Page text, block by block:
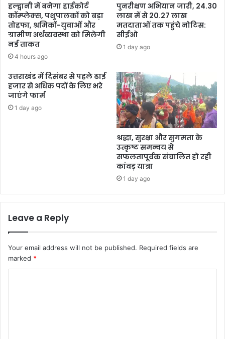
हल्द्वानी में बनेगा हाईकोर्ट
कॉम्प्लेक्स, पशुपालकों को बड़ा
तोहफा, श्रमिकों-युवाओं और
ग्रामीण अर्थव्यवस्था को मिलेगी
नई ताकत
4 hours ago
पुनरीक्षण अभियान जारी, 24.30
लाख में से 20.27 लाख
मतदाताओं तक पहुंचे नोटिस:
सीईओ
1 day ago
उत्तराखंड में दिसंबर से पहले ढाई
हजार से अधिक पदों के लिए भरे
जाएंगे फार्म
1 day ago
श्रद्धा, सुरक्षा और सुगमता के
उत्कृष्ट समन्वय से
सफलतापूर्वक संचालित हो रही
कांवड़ यात्रा
1 day ago
Leave a Reply
Your email address will not be published. Required fields are
marked *